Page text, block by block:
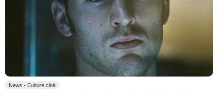
News - Culture ciné